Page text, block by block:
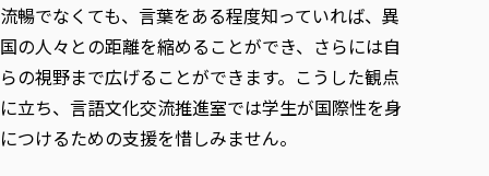
流暢でなくても、言葉をある程度知っていれば、異
国の人々との距離を縮めることができ、さらには自
らの視野まで広げることができます。こうした観点
に立ち、言語文化交流推進室では学生が国際性を身
につけるための支援を惜しみません。